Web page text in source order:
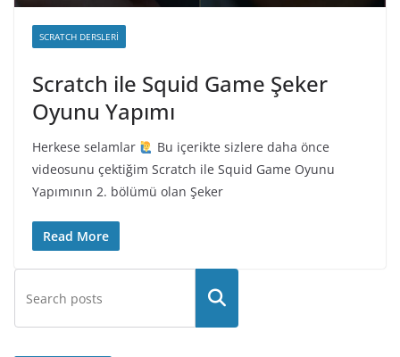
SCRATCH DERSLERI
Scratch ile Squid Game Şeker
Oyunu Yapımı
Herkese selamlar
Bu içerikte sizlere daha önce
videosunu çektiğim Scratch ile Squid Game Oyunu
Yapımının 2. bölümü olan Şeker
Read More